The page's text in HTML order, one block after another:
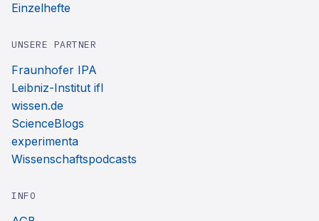
Einzelhefte
UNSERE PARTNER
Fraunhofer IPA
Leibniz-Institut ifl
wissen.de
ScienceBlogs
experimenta
Wissenschaftspodcasts
INFO